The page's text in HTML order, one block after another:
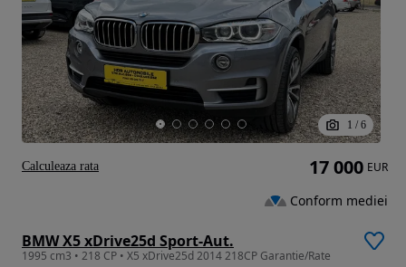
1 / 6
BMW X5 xDrive25d Sport-Aut.
1995 cm3 • 218 CP • X5 xDrive25d 2014 218CP Garantie/Rate
17 000 EUR
Conform mediei
Calculeaza rata